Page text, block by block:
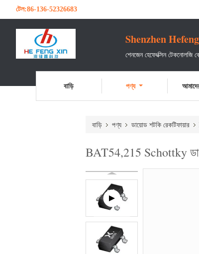
টেল:86-136-52326683
Shenzhen
শেনজেন হেফেংক্সিন টেকনোলজি
বাড়ি পণ্য
বাড়ি পণ্য ডায়োড শটকি রেকটিফায়ার
BAT54,215 Schottky